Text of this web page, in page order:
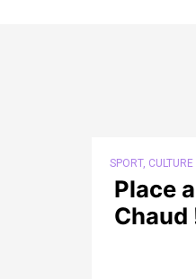
SPORT,
Place
Chaud